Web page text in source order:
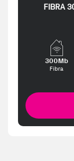
FIBRA
300Mb
Fibra